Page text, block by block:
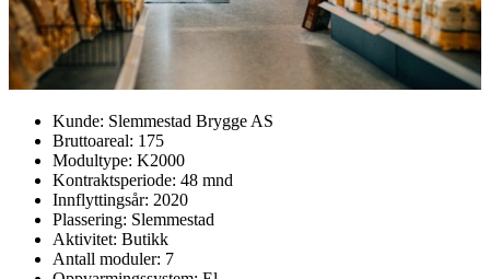
Kunde: Slemmestad Brygge AS
Bruttoareal: 175
Modultype: K2000
Kontraktsperiode: 48 mnd
Innflyttingsår: 2020
Plassering: Slemmestad
Aktivitet: Butikk
Antall moduler: 7